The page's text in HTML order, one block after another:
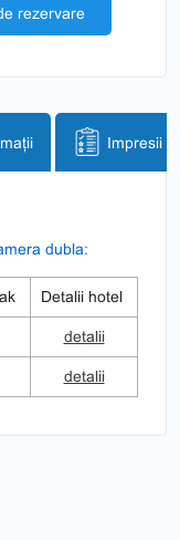
rezervare
Impresii
dubla:
Detalii hotel
detalii
detalii